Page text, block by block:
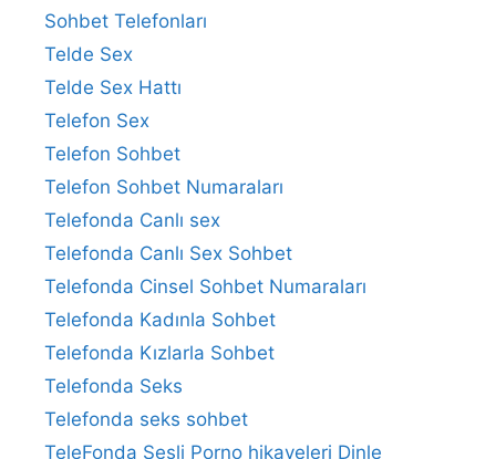
Sohbet Telefonları
Telde Sex
Telde Sex Hattı
Telefon Sex
Telefon Sohbet
Telefon Sohbet Numaraları
Telefonda Canlı sex
Telefonda Canlı Sex Sohbet
Telefonda Cinsel Sohbet Numaraları
Telefonda Kadınla Sohbet
Telefonda Kızlarla Sohbet
Telefonda Seks
Telefonda seks sohbet
TeleFonda Sesli Porno hikayeleri Dinle